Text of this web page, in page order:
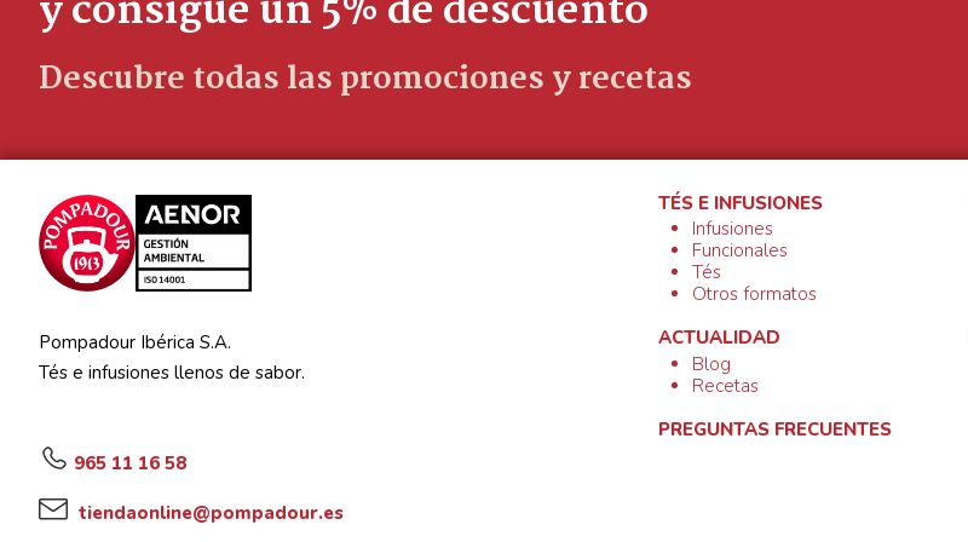
Descubre todas las promociones y recetas
Pompadour Ibérica S.A.
Tés e infusiones llenos de sabor.
965 11 16 58
tiendaonline@pompadour.es
TÉS E INFUSIONES
Infusiones
Funcionales
Tés
Otros formatos
ACTUALIDAD
Blog
Recetas
PREGUNTAS FRECUENTES